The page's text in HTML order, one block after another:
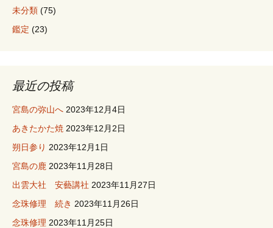
未分類 (75)
鑑定 (23)
最近の投稿
宮島の弥山へ 2023年12月4日
あきたかた焼 2023年12月2日
朔日参り 2023年12月1日
宮島の鹿 2023年11月28日
出雲大社 安藝講社 2023年11月27日
念珠修理 続き 2023年11月26日
念珠修理 2023年11月25日